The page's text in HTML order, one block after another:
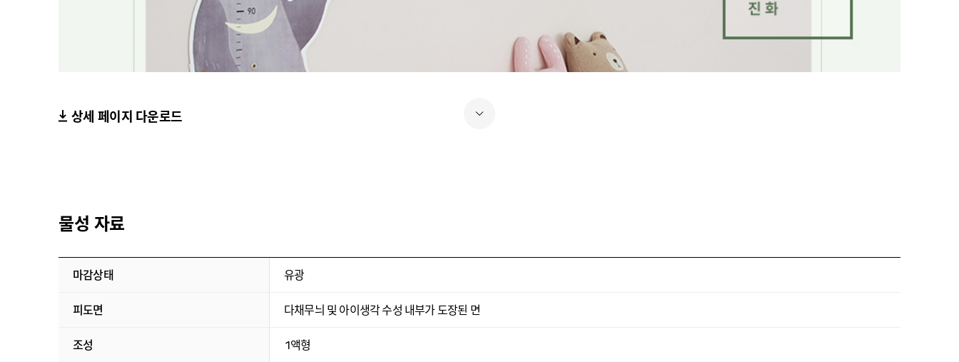
상세 페이지 다운로드
물성 자료
마감상태 유광
피도면 다채무늬 및 아이생각 수성 내부가 도장된 면
조성 1액형